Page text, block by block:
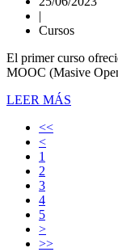
|
Cursos
El primer curso
MOOC (Masive
LEER MÁS
<<
<
1
2
3
4
5
>
>>